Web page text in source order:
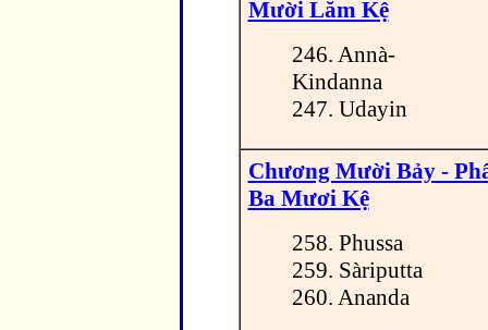
Mười Lăm Kệ
246. Annà-
Kindanna
247. Udayin
Chương Mười Bảy -
Ba Mươi Kệ
258. Phussa
259. Sàriputta
260. Ananda